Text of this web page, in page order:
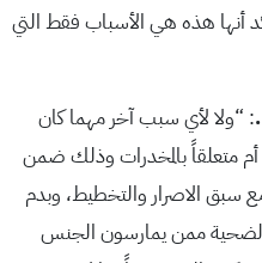
أنها هذه هي الأسباب فقط التي
.: “ولا لأي سبب آخر مهما كان
أم متعلقاً بالمخدرات وذلك ضمن
سبق الاصرار والتخطيط، وبدم
الضحية ممن يمارسون الجنس